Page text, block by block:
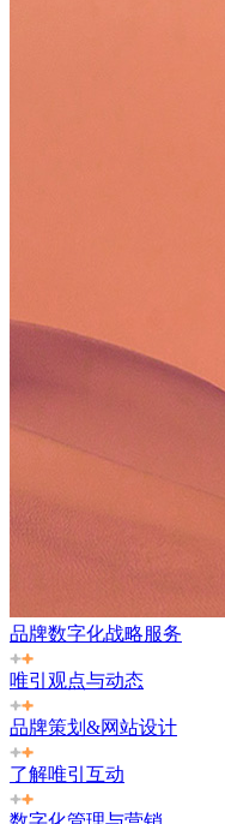
品牌数字化战略服务
唯引观点与动态
品牌策划&网站设计
了解唯引互动